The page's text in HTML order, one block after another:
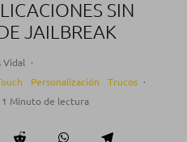
SIN
JAILBREAK
Vidal ·
Personalización Trucos ·
1 Minuto de lectura